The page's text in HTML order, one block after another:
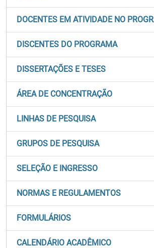
DOCENTES EM ATIVIDADE NO
DISCENTES DO PROGRAMA
DISSERTAÇÕES E TESES
ÁREA DE CONCENTRAÇÃO
LINHAS DE PESQUISA
GRUPOS DE PESQUISA
SELEÇÃO E INGRESSO
NORMAS E REGULAMENTOS
FORMULÁRIOS
CALENDÁRIO ACADÊMICO